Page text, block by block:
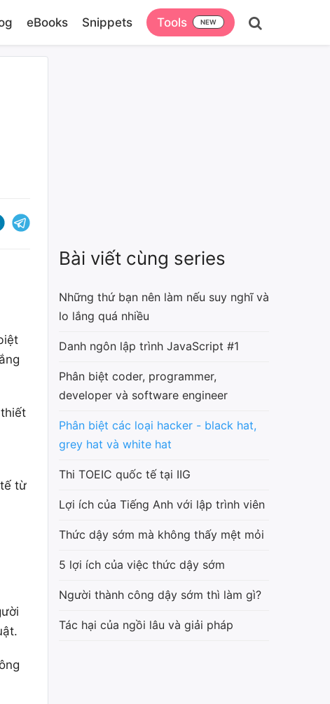
eBooks Snippets Tools
từ
Bài viết cùng series
Những thứ bạn nên làm nếu suy nghĩ và
lo lắng quá nhiều
Danh ngôn lập trình JavaScript #1
Phân biệt coder, programmer,
developer và software engineer
Phân biệt các loại hacker - black hat,
grey hat và white hat
Thi TOEIC quốc tế tại IIG
Lợi ích của Tiếng Anh với lập trình viên
Thức dậy sớm mà không thấy mệt mỏi
5 lợi ích của việc thức dậy sớm
Người thành công dậy sớm thì làm gì?
Tác hại của ngồi lâu và giải pháp